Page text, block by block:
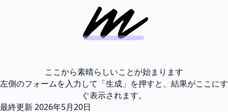
ここから素晴らしいことが始まります
左側のフォームを入力して「生成」を押すと、結果がここにす
ぐ表示されます。
最終更新2026年5月20日